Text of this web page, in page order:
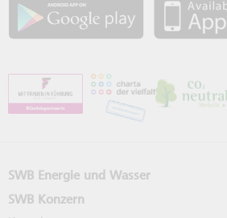
SWB Energie und Wasser
SWB Konzern